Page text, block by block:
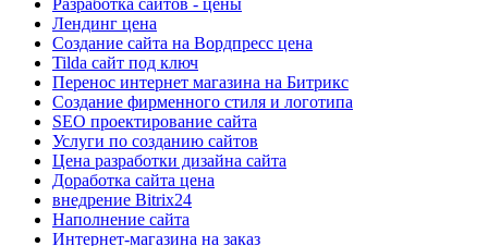
Лендинг цена
Создание сайта на Вордпресс цена
Tilda сайт под ключ
Перенос интернет магазина на Битрикс
Создание фирменного стиля и логотипа
SEO проектирование сайта
Услуги по созданию сайтов
Цена разработки дизайна сайта
Доработка сайта цена
внедрение Bitrix24
Наполнение сайта
Интернет-магазина на заказ